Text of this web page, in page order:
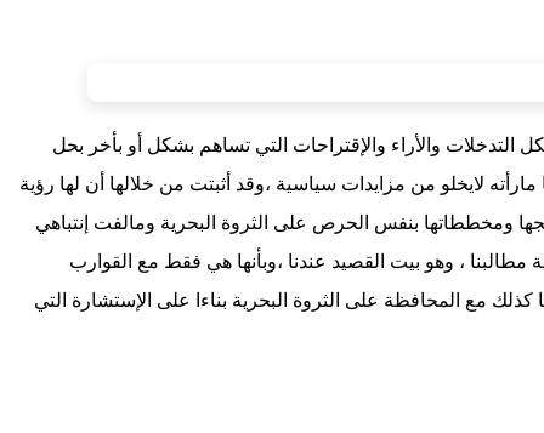
التدخلات والأراء والإقتراحات التي تساهم بشكل أو بأخر بحل
لايخلو من مزايدات سياسية ،وقد أثبتت من خلالها أن لها رؤية
ومخططاتها بنفس الحرص على الثروة البحرية ومالفت إنتباهي
، وهو بيت القصيد عندنا ،وبأنها هي فقط مع القوارب
كذلك مع المحافظة على الثروة البحرية بناءا على الإستشارة التي